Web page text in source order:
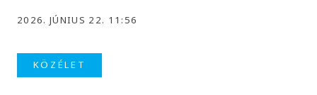
2026. JÚNIUS 22. 11:56
KÖZÉLET